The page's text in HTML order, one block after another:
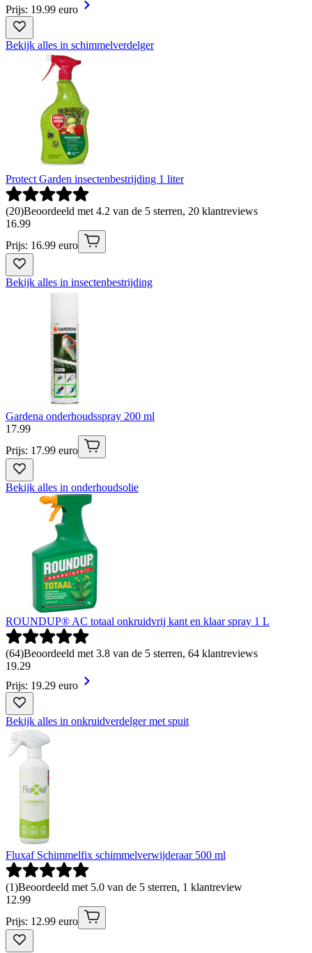
Prijs: 19.99 euro
Bekijk alles in schimmelverdelger
Protect Garden insectenbestrijding 1 liter
(20)Beoordeeld met 4.2 van de 5 sterren, 20 klantreviews
16.99
Prijs: 16.99 euro
Bekijk alles in insectenbestrijding
Gardena onderhoudsspray 200 ml
17.99
Prijs: 17.99 euro
Bekijk alles in onderhoudsolie
ROUNDUP® AC totaal onkruidvrij kant en klaar spray 1 L
(64)Beoordeeld met 3.8 van de 5 sterren, 64 klantreviews
19.29
Prijs: 19.29 euro
Bekijk alles in onkruidverdelger met spuit
Fluxaf Schimmelfix schimmelverwijderaar 500 ml
(1)Beoordeeld met 5.0 van de 5 sterren, 1 klantreview
12.99
Prijs: 12.99 euro